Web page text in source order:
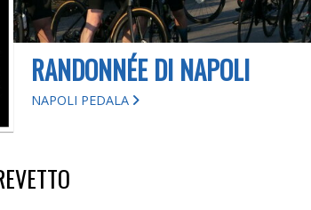
RANDONNÉE DI NAPOLI
NAPOLI PEDALA